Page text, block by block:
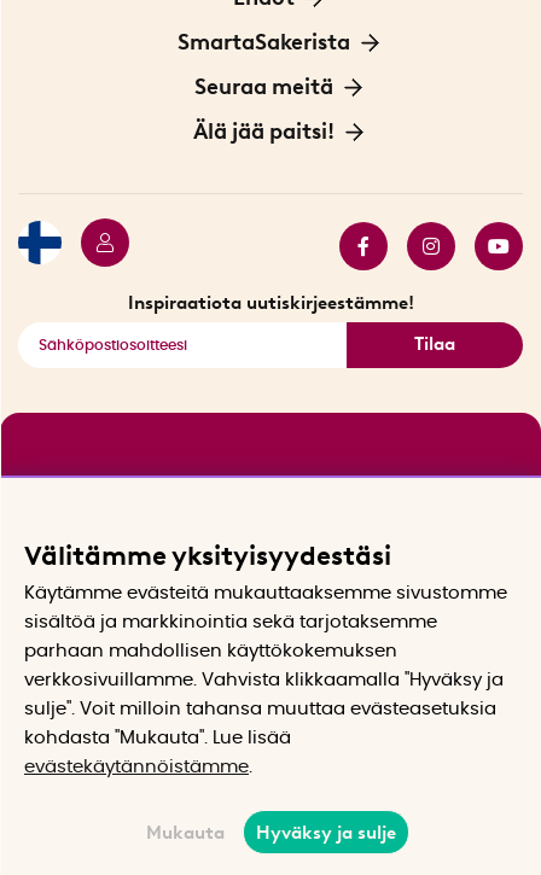
Tietoa evästeistä
Yksityisyydensuoja
Sopimusehdot
SmartaSakerista
Meistä
Myymälä Tukholmassa
Seuraa meitä
Innovaattoriblogi
Älä jää paitsi!
Inspiraatiota uutiskirjeestämme!
Tilaa
Välitämme yksityisyydestäsi
Käytämme evästeitä mukauttaaksemme sivustomme
sisältöä ja markkinointia sekä tarjotaksemme
parhaan mahdollisen käyttökokemuksen
verkkosivuillamme. Vahvista klikkaamalla "Hyväksy ja
sulje". Voit milloin tahansa muuttaa evästeasetuksia
kohdasta "Mukauta". Lue lisää
evästekäytännöistämme
Mukauta Hyväksy ja sulje